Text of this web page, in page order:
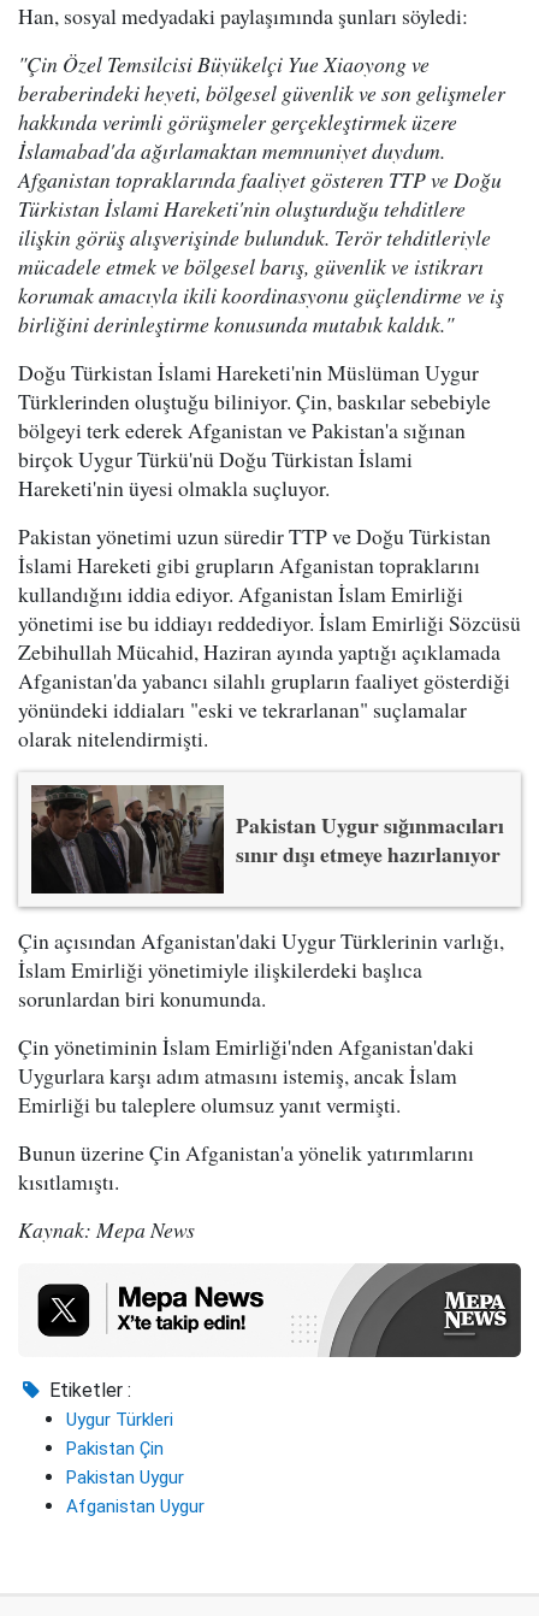
Han, sosyal medyadaki paylaşımında şunları söyledi:
"Çin Özel Temsilcisi Büyükelçi Yue Xiaoyong ve
beraberindeki heyeti, bölgesel güvenlik ve son gelişmeler
hakkında verimli görüşmeler gerçekleştirmek üzere
İslamabad'da ağırlamaktan memnuniyet duydum.
Afganistan topraklarında faaliyet gösteren TTP ve Doğu
Türkistan İslami Hareketi'nin oluşturduğu tehditlere
ilişkin görüş alışverişinde bulunduk. Terör tehditleriyle
mücadele etmek ve bölgesel barış, güvenlik ve istikrarı
korumak amacıyla ikili koordinasyonu güçlendirme ve iş
birliğini derinleştirme konusunda mutabık kaldık."
Doğu Türkistan İslami Hareketi'nin Müslüman Uygur
Türklerinden oluştuğu biliniyor. Çin, baskılar sebebiyle
bölgeyi terk ederek Afganistan ve Pakistan'a sığınan
birçok Uygur Türkü'nü Doğu Türkistan İslami
Hareketi'nin üyesi olmakla suçluyor.
Pakistan yönetimi uzun süredir TTP ve Doğu Türkistan
İslami Hareketi gibi grupların Afganistan topraklarını
kullandığını iddia ediyor. Afganistan İslam Emirliği
yönetimi ise bu iddiayı reddediyor. İslam Emirliği Sözcüsü
Zebihullah Mücahid, Haziran ayında yaptığı açıklamada
Afganistan'da yabancı silahlı grupların faaliyet gösterdiği
yönündeki iddiaları "eski ve tekrarlanan" suçlamalar
olarak nitelendirmişti.
Pakistan Uygur sığınmacıları
sınır dışı etmeye hazırlanıyor
Çin açısından Afganistan'daki Uygur Türklerinin varlığı,
İslam Emirliği yönetimiyle ilişkilerdeki başlıca
sorunlardan biri konumunda.
Çin yönetiminin İslam Emirliği'nden Afganistan'daki
Uygurlara karşı adım atmasını istemiş, ancak İslam
Emirliği bu taleplere olumsuz yanıt vermişti.
Bunun üzerine Çin Afganistan'a yönelik yatırımlarını
kısıtlamıştı.
Kaynak: Mepa News
Etiketler :
Uygur Türkleri
Pakistan Çin
Pakistan Uygur
Afganistan Uygur